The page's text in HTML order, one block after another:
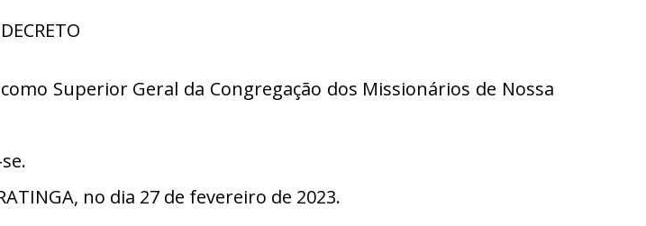
DECRETO
como Superior Geral da Congregação dos Missionários de Nossa
no dia 27 de fevereiro de 2023.